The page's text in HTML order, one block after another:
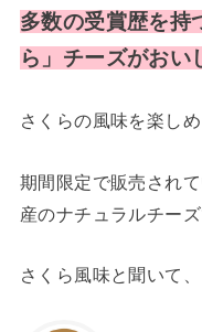
多数の受賞歴を持
ら」チーズがおい
さくらの風味を楽し
期間限定で販売され
産のナチュラルチーズ
さくら風味と聞いて、